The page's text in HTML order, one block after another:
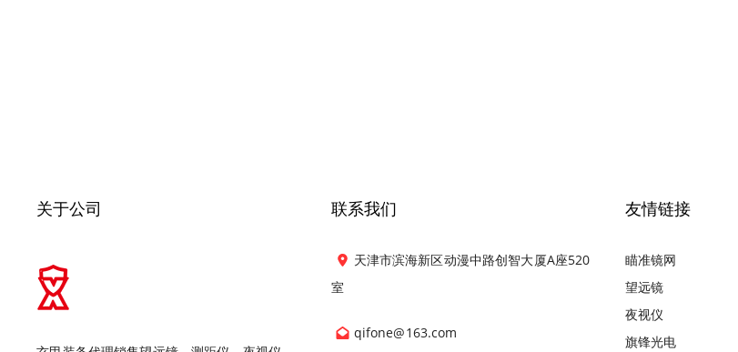
关于公司 联系我们
天津市滨海新区动漫中路创智大厦A座520
室
qifone@163.com
友情链接
瞄准镜网
望远镜
夜视仪
旗锋光电